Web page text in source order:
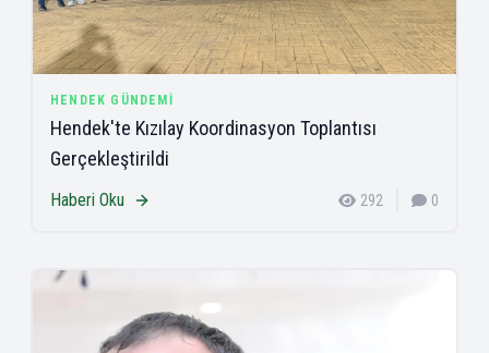
HENDEK GÜNDEMI
Hendek'te Kızılay Koordinasyon Toplantısı
Gerçekleştirildi
Haberi Oku 292 0